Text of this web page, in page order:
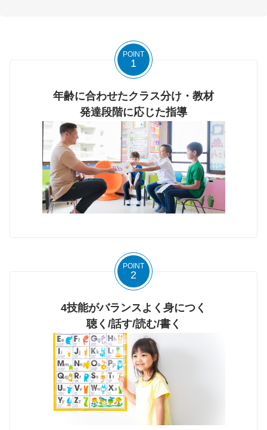
POINT
1
年齢に合わせたクラス分け・教材
発達段階に応じた指導
POINT
2
4技能がバランスよく身につく
聴く/話す/読む/書く